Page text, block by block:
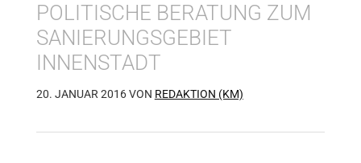
POLITISCHE BERATUNG ZUM
SANIERUNGSGEBIET
INNENSTADT
20. JANUAR 2016VON REDAKTION (KM)